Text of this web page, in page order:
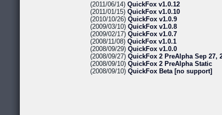
(2011/06/14) QuickFox v1.0.12
(2011/01/15) QuickFox v1.0.10
(2010/10/26) QuickFox v1.0.9
(2009/03/10) QuickFox v1.0.8
(2009/02/17) QuickFox v1.0.7
(2008/11/08) QuickFox v1.0.1
(2008/09/29) QuickFox v1.0.0
(2008/09/27) QuickFox 2 PreAlpha Sep 27,
(2008/09/10) QuickFox 2 PreAlpha Static
(2008/09/10) QuickFox Beta [no support]